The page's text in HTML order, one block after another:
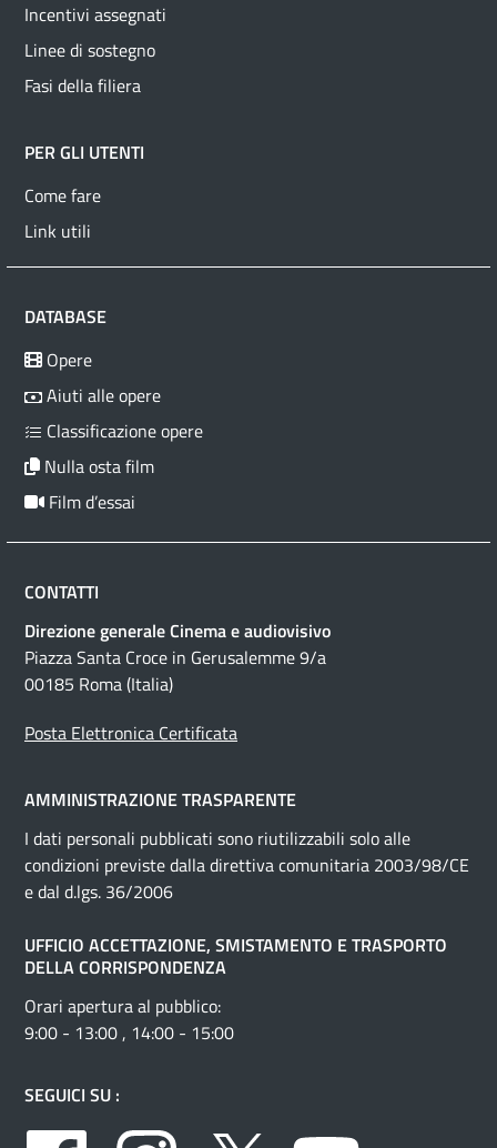
Incentivi assegnati
Linee di sostegno
Fasi della filiera
PER GLI UTENTI
Come fare
Link utili
DATABASE
Opere
Aiuti alle opere
Classificazione opere
Nulla osta film
Film d’essai
CONTATTI
Direzione generale Cinema e audiovisivo
Piazza Santa Croce in Gerusalemme 9/a
00185 Roma (Italia)
Posta Elettronica Certificata
AMMINISTRAZIONE TRASPARENTE
I dati personali pubblicati sono riutilizzabili solo alle
condizioni previste dalla direttiva comunitaria 2003/98/CE
e dal d.lgs. 36/2006
UFFICIO ACCETTAZIONE, SMISTAMENTO E TRASPORTO
DELLA CORRISPONDENZA
Orari apertura al pubblico:
9:00 - 13:00 , 14:00 - 15:00
SEGUICI SU :
Facebook
Instagram Twitter